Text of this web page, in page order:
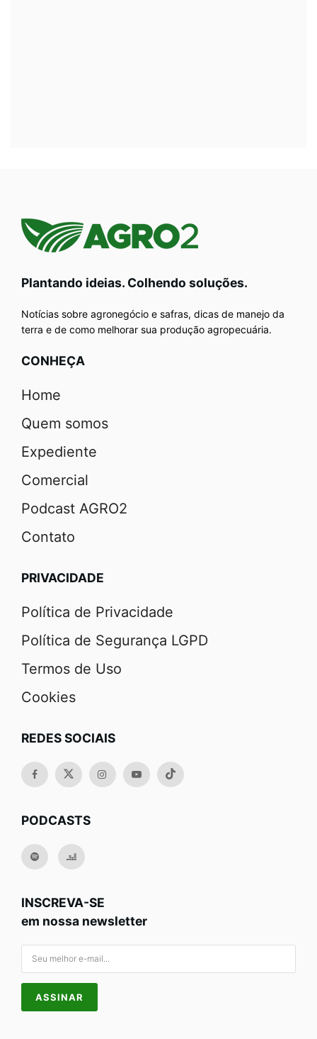
Plantando ideias. Colhendo soluções.
Notícias sobre agronegócio e safras, dicas de manejo da
terra e de como melhorar sua produção agropecuária.
CONHEÇA
Home
Quem somos
Expediente
Comercial
Podcast AGRO2
Contato
PRIVACIDADE
Política de Privacidade
Política de Segurança LGPD
Termos de Uso
Cookies
REDES SOCIAIS
PODCASTS
INSCREVA-SE
em nossa newsletter